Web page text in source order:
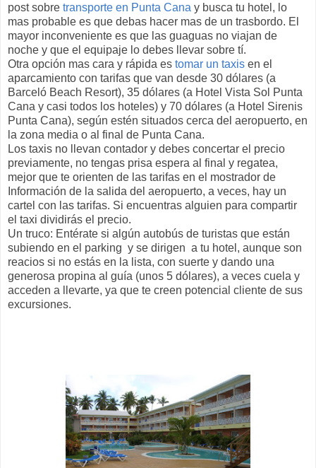
post sobre transporte en Punta Cana y busca tu hotel, lo
mas probable es que debas hacer mas de un trasbordo. El
mayor inconveniente es que las guaguas no viajan de
noche y que el equipaje lo debes llevar sobre tí.
Otra opción mas cara y rápida es tomar un taxis en el
aparcamiento con tarifas que van desde 30 dólares (a
Barceló Beach Resort), 35 dólares (a Hotel Vista Sol Punta
Cana y casi todos los hoteles) y 70 dólares (a Hotel Sirenis
Punta Cana), según estén situados cerca del aeropuerto, en
la zona media o al final de Punta Cana.
Los taxis no llevan contador y debes concertar el precio
previamente, no tengas prisa espera al final y regatea,
mejor que te orienten de las tarifas en el mostrador de
Información de la salida del aeropuerto, a veces, hay un
cartel con las tarifas. Si encuentras alguien para compartir
el taxi dividirás el precio.
Un truco: Entérate si algún autobús de turistas que están
subiendo en el parking y se dirigen a tu hotel, aunque son
reacios si no estás en la lista, con suerte y dando una
generosa propina al guía (unos 5 dólares), a veces cuela y
acceden a llevarte, ya que te creen potencial cliente de sus
excursiones.